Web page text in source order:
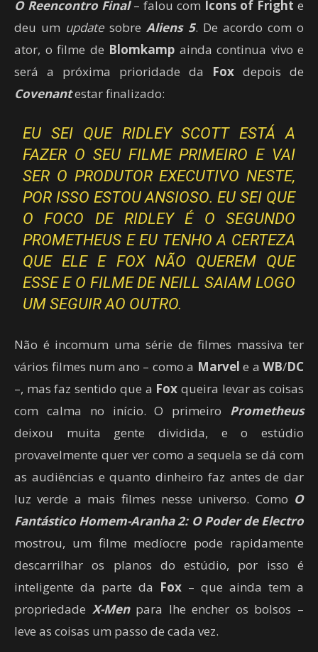
O Reencontro Final– falou com Icons of Fright e
deu um update sobre Aliens 5. De acordo com o
ator, o filme de Blomkamp ainda continua vivo e
será a próxima prioridade da Fox depois de
Covenantestar finalizado:
EU SEI QUE RIDLEY SCOTT ESTÁ A
FAZER O SEU FILME PRIMEIRO E VAI
SER O PRODUTOR EXECUTIVO NESTE,
POR ISSO ESTOU ANSIOSO. EU SEI QUE
O FOCO DE RIDLEY É O SEGUNDO
PROMETHEUS E EU TENHO A CERTEZA
QUE ELE E FOX NÃO QUEREM QUE
ESSE E O FILME DE NEILL SAIAM LOGO
UM SEGUIR AO OUTRO.
Não é incomum uma série de filmes massiva ter
vários filmes num ano – como a Marvel e a WB/DC
–, mas faz sentido que a Fox queira levar as coisas
com calma no início. O primeiro Prometheus
deixou muita gente dividida, e o estúdio
provavelmente quer ver como a sequela se dá com
as audiências e quanto dinheiro faz antes de dar
luz verde a mais filmes nesse universo. Como O
Fantástico Homem-Aranha 2: O Poder de Electro
mostrou, um filme medíocre pode rapidamente
descarrilhar os planos do estúdio, por isso é
inteligente da parte da Fox – que ainda tem a
propriedade X-Menpara lhe encher os bolsos –
leve as coisas um passo de cada vez.